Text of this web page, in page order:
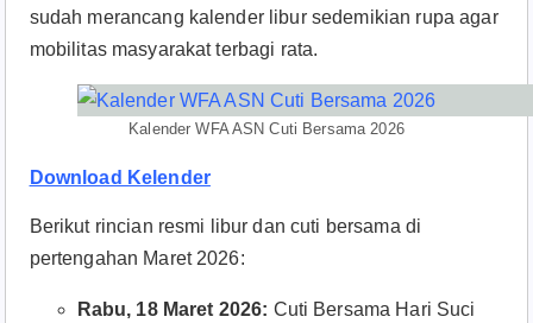
sudah merancang kalender libur sedemikian rupa agar
mobilitas masyarakat terbagi rata.
Kalender WFA ASN Cuti Bersama 2026
Download Kelender
Berikut rincian resmi libur dan cuti bersama di
pertengahan Maret 2026:
Rabu, 18 Maret 2026: Cuti Bersama Hari Suci